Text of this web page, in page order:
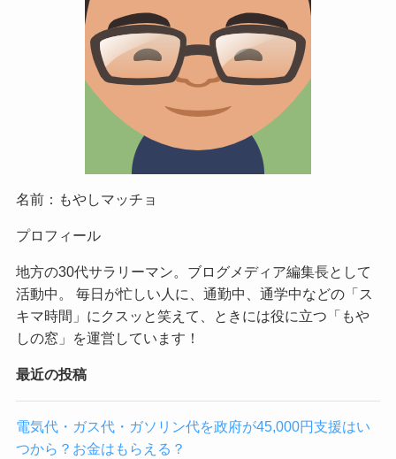
名前：もやしマッチョ
プロフィール
地方の30代サラリーマン。ブログメディア編集長として
活動中。 毎日が忙しい人に、通勤中、通学中などの「ス
キマ時間」にクスッと笑えて、ときには役に立つ「もや
しの窓」を運営しています！
最近の投稿
電気代・ガス代・ガソリン代を政府が45,000円支援はい
つから？お金はもらえる？